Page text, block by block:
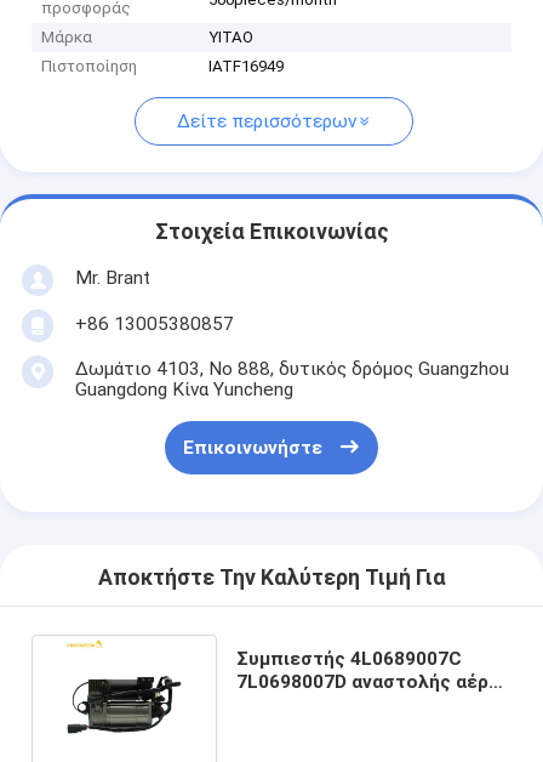
προσφοράς
Μάρκα
YITAO
Πιστοποίηση
IATF16949
Δείτε περισσότερων
Στοιχεία Επικοινωνίας
Mr. Brant
+86 13005380857
Δωμάτιο 4103, Νο 888, δυτικός δρόμος Guangzhou
Guangdong Κίνα Yuncheng
Επικοινωνήστε
Αποκτήστε Την Καλύτερη Τιμή Για
Συμπιεστής 4L0689007C
7L0698007D αναστολής αέρα